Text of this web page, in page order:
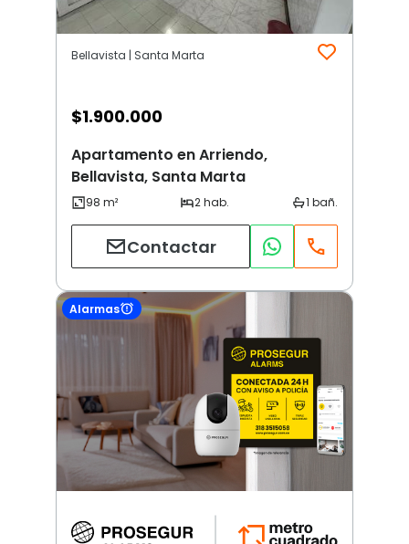
Bellavista | Santa Marta
$1.900.000
Apartamento en Arriendo,
Bellavista, Santa Marta
Contactar
Alarmas